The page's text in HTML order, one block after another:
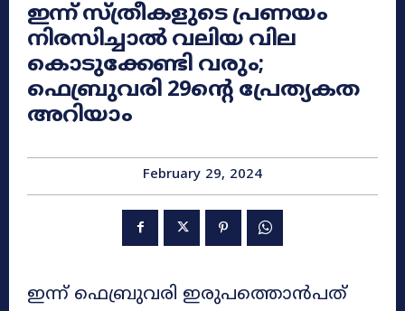
ഇന്ന് സ്ത്രീകളുടെ പ്രണയം
നിരസിച്ചാൽ വലിയ വില
കൊടുക്കേണ്ടി വരും;
ഫെബ്രുവരി 29ന്റെ പ്രേത്യകത
അറിയാം
February 29, 2024
ഇന്ന് ഫെബ്രുവരി ഇരുപത്തൊൻപത്